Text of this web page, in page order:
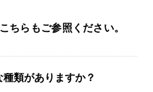
ちらもご参照ください。
類がありますか？